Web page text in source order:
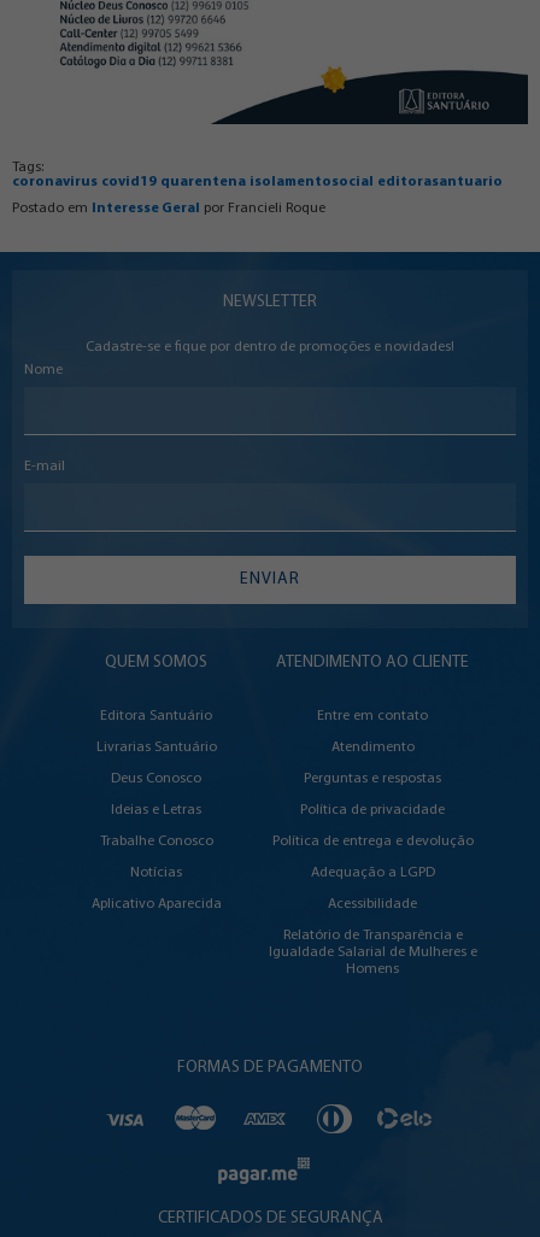
Tags:
coronavirus covid19 quarentena isolamentosocial
editorasantuario
Postado em
Interesse Geral por Francieli Roque
NEWSLETTER
Cadastre-se e fique por dentro de promoções e novidades!
Nome
E-mail
ENVIAR
QUEM SOMOS
Editora Santuário
Livrarias Santuário
Deus Conosco
Ideias e Letras
Trabalhe Conosco
Notícias
Aplicativo Aparecida
ATENDIMENTO AO CLIENTE
Entre em contato
Atendimento
Perguntas e respostas
Política de privacidade
Política de entrega e devolução
Adequação a LGPD
Acessibilidade
Relatório de Transparência e
Igualdade Salarial de Mulheres e
Homens
FORMAS DE PAGAMENTO
CERTIFICADOS DE SEGURANÇA